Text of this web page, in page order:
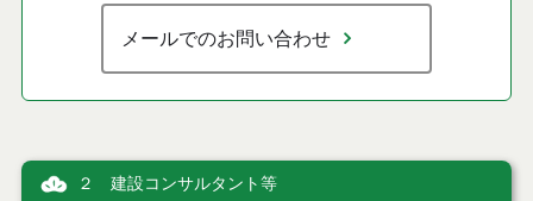
メールでのお問い合わせ
２ 建設コンサルタント等